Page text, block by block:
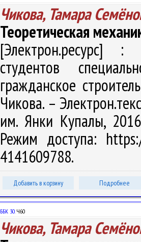
Чикова, Тамара
Теоретическая
[Электрон.ресурс] :
студентов
гражданское
Чикова. –
им. Янки Купалы,
Режим доступа:
4141609788.
Добавить в корзину Подробнее
ББК 30.Ч60
Чикова, Тамара